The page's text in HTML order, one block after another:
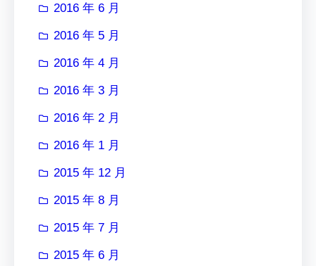
2016 年 6 月
2016 年 5 月
2016 年 4 月
2016 年 3 月
2016 年 2 月
2016 年 1 月
2015 年 12 月
2015 年 8 月
2015 年 7 月
2015 年 6 月